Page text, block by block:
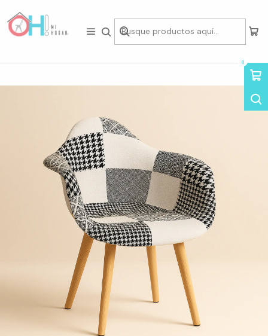
0
Inicio Asientos Sillas Sillas por Diseño Sillas Patchwork